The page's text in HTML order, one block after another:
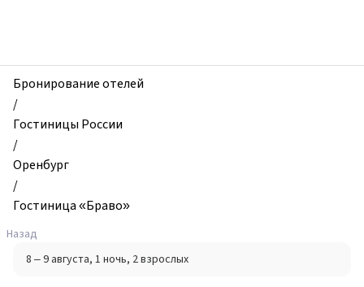
Гостиница
«Браво»,
Оренбург,
Россия
Бронирование отелей
/
Гостиницы России
/
Оренбург
/
Гостиница «Браво»
Назад
8 – 9 августа, 1 ночь, 2 взрослых